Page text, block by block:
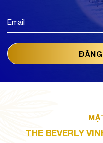
THE BEVERLY